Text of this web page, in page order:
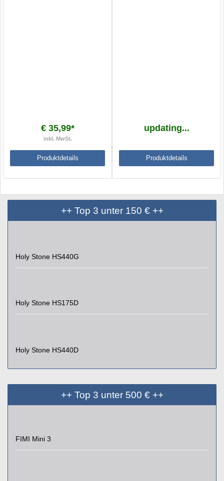
€ 35,99*
inkl. MwSt.
Produktdetails
updating...
Produktdetails
++ Top 3 unter 150 € ++
Holy Stone HS440G
Holy Stone HS175D
Holy Stone HS440D
++ Top 3 unter 500 € ++
FIMI Mini 3